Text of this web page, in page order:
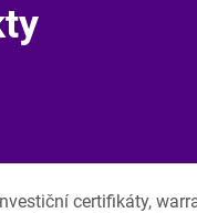
certifikáty,